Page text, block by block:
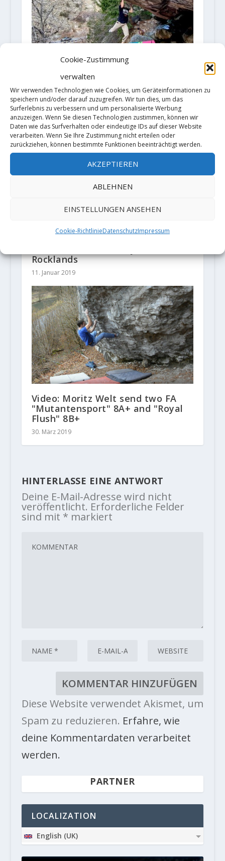
Cookie-Zustimmung
verwalten
Wir verwenden Technologien wie Cookies, um Geräteinformationen zu
speichern und/oder darauf zuzugreifen. Wir tun dies, um das
Surferlebnis zu verbessern und um personalisierte Werbung
anzuzeigen. Wenn Sie diesen Technologien zustimmen, können wir
Daten wie das Surfverhalten oder eindeutige IDs auf dieser Website
verarbeiten. Wenn Sie Ihre Zustimmung nicht erteilen oder
zurückziehen, können bestimmte Funktionen beeinträchtigt werden.
AKZEPTIEREN
ABLEHNEN
EINSTELLUNGEN ANSEHEN
Cookie-RichtlinieDatenschutzImpressum
Video: 'The Game' by Zach Galla
18. März 2020
Rocklands
11. Januar 2019
Video: Moritz Welt send two FA
"Mutantensport" 8A+ and "Royal
Flush" 8B+
30. März 2019
HINTERLASSE EINE ANTWORT
Deine E-Mail-Adresse wird nicht
veröffentlicht. Erforderliche Felder
sind mit * markiert
Diese Website verwendet Akismet, um
Spam zu reduzieren. Erfahre, wie
deine Kommentardaten verarbeitet
werden.
PARTNER
LOCALIZATION
English (UK)